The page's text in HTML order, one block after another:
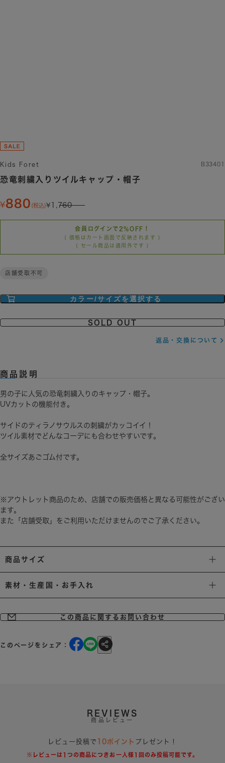
Kids Foret B33401
恐竜刺繍入りツイルキャップ・帽子
880 (税込) 1,760
会員ログインで2%OFF！
( 価格はカート画面で反映されます )
( セール商品は適用外です )
店舗受取不可
カラー/サイズを選択する
SOLD OUT
返品・交換について
商品説明
男の子に人気の恐竜刺繍入りのキャップ・帽子。
UVカットの機能付き。
サイドのティラノサウルスの刺繍がカッコイイ！
ツイル素材でどんなコーデにも合わせやすいです。
全サイズあごゴム付です。
※アウトレット商品のため、店舗での販売価格と異なる可能性がござい
ます。
また「店舗受取」をご利用いただけませんのでご了承ください。
商品サイズ
素材・生産国・お手入れ
この商品に関するお問い合わせ
このページをシェア：
REVIEWS
商品レビュー
レビュー投稿で 10ポイント プレゼント！
※レビューは1つの商品につきお一人様1回のみ投稿可能です。